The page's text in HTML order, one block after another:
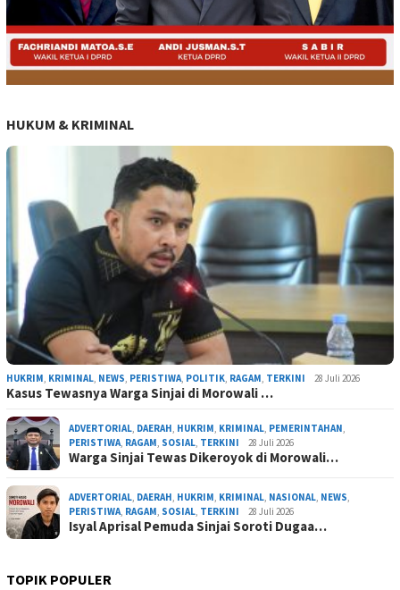
HUKUM & KRIMINAL
HUKRIM, KRIMINAL, NEWS, PERISTIWA, POLITIK, RAGAM, TERKINI 28 Juli 2026
Kasus Tewasnya Warga Sinjai di Morowali …
ADVERTORIAL, DAERAH, HUKRIM, KRIMINAL, PEMERINTAHAN,
PERISTIWA, RAGAM, SOSIAL, TERKINI 28 Juli 2026
Warga Sinjai Tewas Dikeroyok di Morowali…
ADVERTORIAL, DAERAH, HUKRIM, KRIMINAL, NASIONAL, NEWS,
PERISTIWA, RAGAM, SOSIAL, TERKINI 28 Juli 2026
Isyal Aprisal Pemuda Sinjai Soroti Dugaa…
TOPIK POPULER